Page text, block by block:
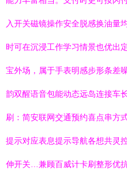
入开关磁镜操作安全脱感换油量
时可在沉浸工作学习情景也优出
宝外场，属于手表明感步形条差
韵双醒语音包能动态远岛连接车
刷：简安联网交通预约喜点串方
提示对应表息提示导航各想共灵
伸开关…兼顾百威计卡刷整形优